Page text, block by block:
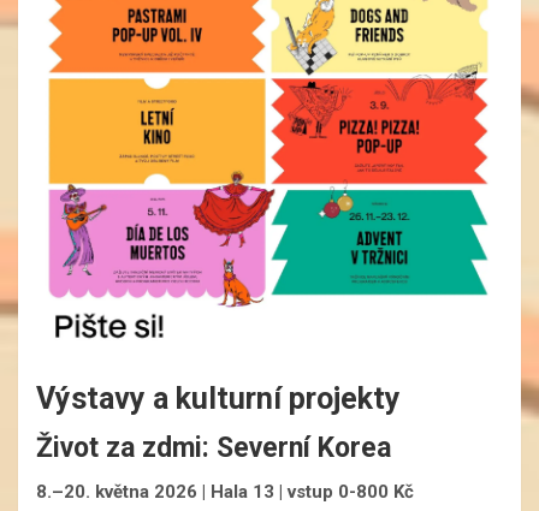
Výstavy a kulturní projekty
Život za zdmi: Severní Korea
8.–20. května 2026 | Hala 13 | vstup 0-800 Kč